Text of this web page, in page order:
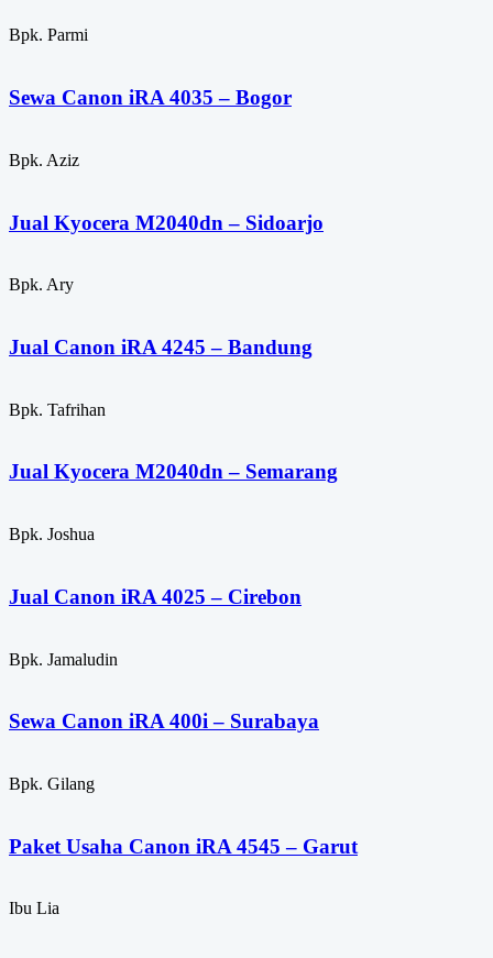
Bpk. Parmi
Sewa Canon iRA 4035 – Bogor
Bpk. Aziz
Jual Kyocera M2040dn – Sidoarjo
Bpk. Ary
Jual Canon iRA 4245 – Bandung
Bpk. Tafrihan
Jual Kyocera M2040dn – Semarang
Bpk. Joshua
Jual Canon iRA 4025 – Cirebon
Bpk. Jamaludin
Sewa Canon iRA 400i – Surabaya
Bpk. Gilang
Paket Usaha Canon iRA 4545 – Garut
Ibu Lia